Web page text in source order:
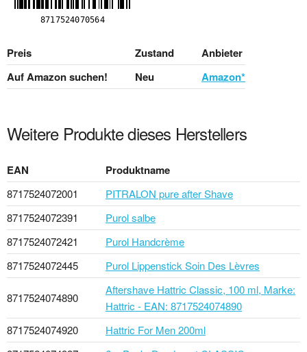
Preis Zustand
Anbieter
Auf Amazon suchen!
Neu Amazon*
Weitere Produkte dieses Herstellers
EAN Produktname
8717524072001
PITRALON pure after Shave
8717524072391
Purol salbe
8717524072421
Purol Handcrème
8717524072445
Purol Lippenstick Soin Des Lèvres
8717524074890
Aftershave Hattric Classic, 100 ml, Marke:
Hattric - EAN: 8717524074890
8717524074920
Hattric For Men 200ml